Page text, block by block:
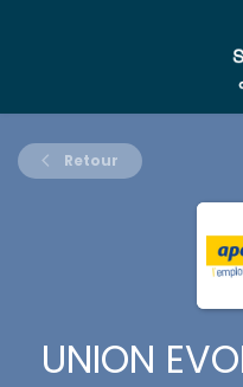
Retour
UNION